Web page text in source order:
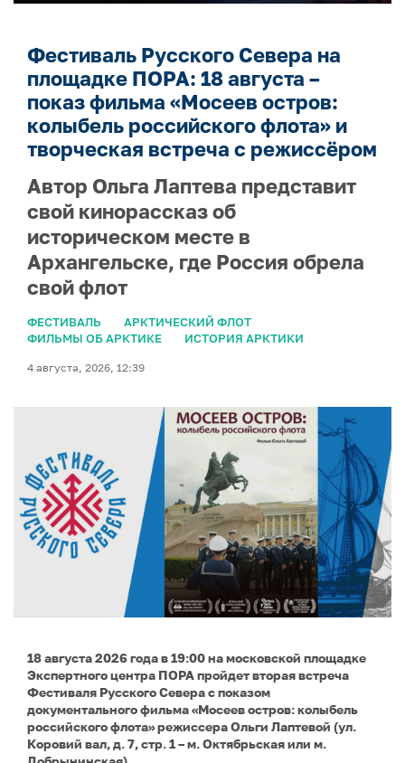
Фестиваль Русского Севера на
площадке ПОРА: 18 августа –
показ фильма «Мосеев остров:
колыбель российского флота» и
творческая встреча с режиссёром
Автор Ольга Лаптева представит
свой кинорассказ об
историческом месте в
Архангельске, где Россия обрела
свой флот
ФЕСТИВАЛЬ
АРКТИЧЕСКИЙ ФЛОТ
ФИЛЬМЫ ОБ АРКТИКЕ
ИСТОРИЯ АРКТИКИ
4 августа, 2026, 12:39
18 августа 2026 года в 19:00 на московской площадке
Экспертного центра ПОРА пройдет вторая встреча
Фестиваля Русского Севера с показом
документального фильма «Мосеев остров: колыбель
российского флота» режиссера Ольги Лаптевой (ул.
Коровий вал, д. 7, стр. 1 – м. Октябрьская или м.